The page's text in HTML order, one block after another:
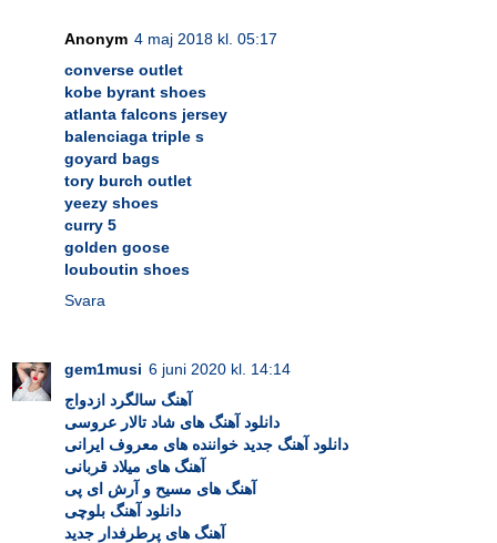
Anonym 4 maj 2018 kl. 05:17
converse outlet
kobe byrant shoes
atlanta falcons jersey
balenciaga triple s
goyard bags
tory burch outlet
yeezy shoes
curry 5
golden goose
louboutin shoes
Svara
gem1musi 6 juni 2020 kl. 14:14
آهنگ سالگرد ازدواج
دانلود آهنگ های شاد تالار عروسی
دانلود آهنگ جدید خواننده های معروف ایرانی
آهنگ های میلاد قربانی
آهنگ های مسیح و آرش ای پی
دانلود آهنگ بلوچی
آهنگ های پرطرفدار جدید